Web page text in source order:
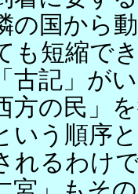
の国から
も短縮で
古記」が
方の民」
いう順序
れるわけ